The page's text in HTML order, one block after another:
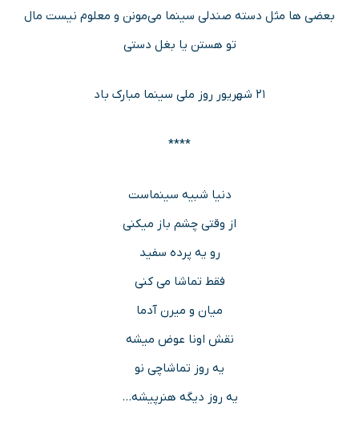
بعضی ها مثل دسته صندلی سینما می‌مونن و معلوم نیست مال
تو هستن یا بغل دستی
۲۱ شهریور روز ملی سینما مبارک باد
****
دنیا شبیه سینماست
از وقتی چشم باز میکنی
رو یه پرده سفید
فقط تماشا می کنی
میان و میرن آدما
نقش اونا عوض میشه
یه روز تماشاچی نو
یه روز دیگه هنرپیشه…